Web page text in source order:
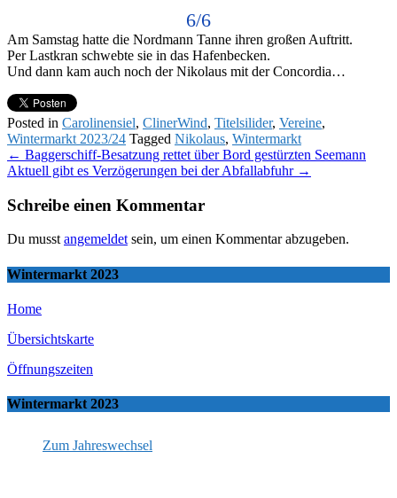
6/6
Am Samstag hatte die Nordmann Tanne ihren großen Auftritt.
Per Lastkran schwebte sie in das Hafenbecken.
Und dann kam auch noch der Nikolaus mit der Concordia…
Posted in Carolinensiel, ClinerWind, Titelsilider, Vereine,
Wintermarkt 2023/24 Tagged Nikolaus, Wintermarkt
Post
navigation
← Baggerschiff-Besatzung rettet über Bord gestürzten Seemann
Aktuell gibt es Verzögerungen bei der Abfallabfuhr →
Schreibe einen Kommentar
Du musst angemeldet sein, um einen Kommentar abzugeben.
Wintermarkt 2023
Home
Übersichtskarte
Öffnungszeiten
Wintermarkt 2023
Zum Jahreswechsel